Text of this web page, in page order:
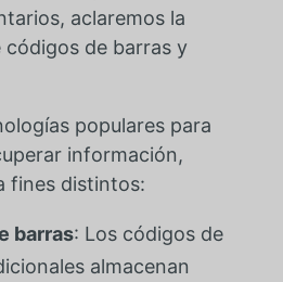
aclaremos la
de barras y
populares para
información,
fines distintos:
barras: Los códigos de
almacenan